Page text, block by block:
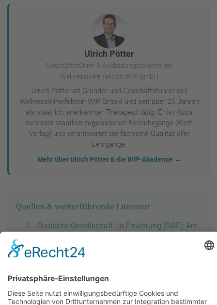
Ulrich Pötter
Geschäftsführer & Ausbildungsexperte der
WellnessInPerfektion WIP GmbH
Ulrich Pötter ist Gründer und Geschäftsführer der
WellnessInPerfektion WIP GmbH und seit über 25 Jahren
als staatlich anerkannter Therapeut tätig. Er ist Autor
mehrerer staatlich zugelassener Fernlehrgänge (Klett-
Verlag) und verantwortet die fachliche Qualität aller
Lehrgänge.
Mehr über Ulrich Pötter & die WIP-Akademie →
Quellen & weiterführende Literatur
Deutsche Gesellschaft für Ernährung (DGE): Am
Liter pro Tag
Symptome & Therapie (medizinisches
Wikipedia: Trinkwasser – Bedarf, Qualität &